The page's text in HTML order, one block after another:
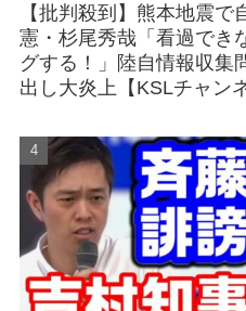
【批判殺到】熊本地震
憲・杉尾秀哉「看過でき
グする！」陸自情報収集
出し大炎上【KSLチャン